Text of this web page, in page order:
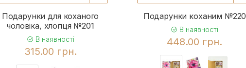
Подарунки для коханого
чоловіка, хлопця №201
В наявності
315.00 грн.
Подарунки коханим №220
В наявності
448.00 грн.